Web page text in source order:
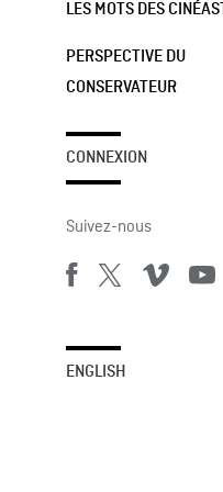
LES MOTS DES
PERSPECTIVE DU
CONSERVATEUR
CONNEXION
Suivez-nous
ENGLISH